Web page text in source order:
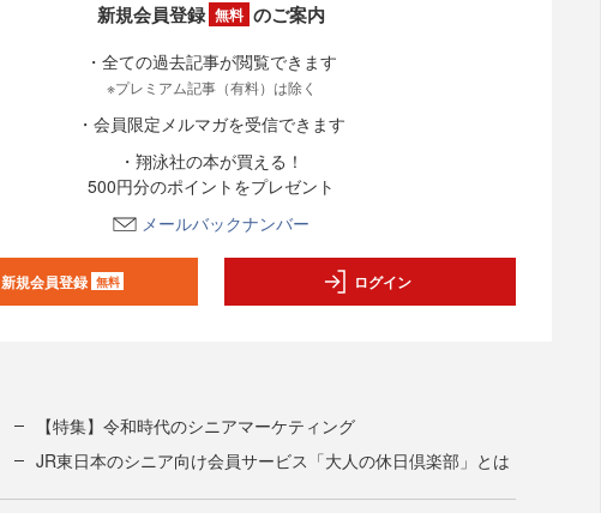
新規会員登録 無料 のご案内
・全ての過去記事が閲覧できます
※プレミアム記事（有料）は除く
・会員限定メルマガを受信できます
・翔泳社の本が買える！
500円分のポイントをプレゼント
メールバックナンバー
新規会員登録 無料 ログイン
【特集】令和時代のシニアマーケティング
JR東日本のシニア向け会員サービス「大人の休日倶楽部」とは